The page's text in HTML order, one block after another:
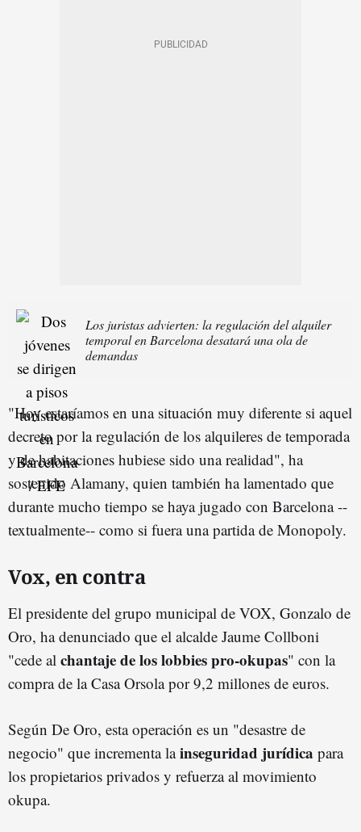
Los juristas advierten: la regulación del alquiler
temporal en Barcelona desatará una ola de
demandas
"Hoy estaríamos en una situación muy diferente si aquel
decreto por la regulación de los alquileres de temporada
y de habitaciones hubiese sido una realidad", ha
sostenido Alamany, quien también ha lamentado que
durante mucho tiempo se haya jugado con Barcelona --
textualmente-- como si fuera una partida de Monopoly.
Vox, en contra
El presidente del grupo municipal de VOX, Gonzalo de
Oro, ha denunciado que el alcalde Jaume Collboni
"cede al chantaje de los lobbies pro-okupas" con la
compra de la Casa Orsola por 9,2 millones de euros.
Según De Oro, esta operación es un "desastre de
negocio" que incrementa lainseguridad jurídica para
los propietarios privados y refuerza al movimiento
okupa.